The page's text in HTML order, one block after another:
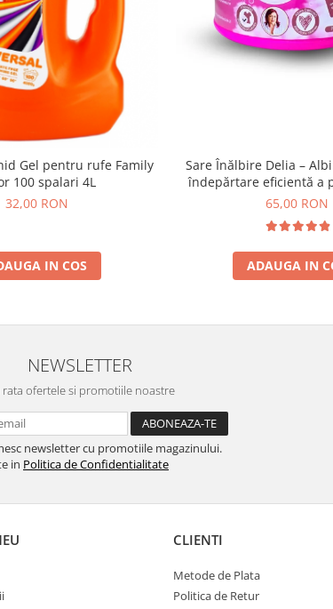
Gel pentru rufe Family
100 spalari 4L
32,00 RON
IN COS
Sare Înălbire Delia –
îndepărtare eficientă a
65,00 RON
ADAUGA IN
NEWSLETTER
rata ofertele si promotiile noastre
newsletter cu promotiile magazinului.
in Politica de Confidentialitate
CLIENTI
Metode de Plata
Politica de Retur